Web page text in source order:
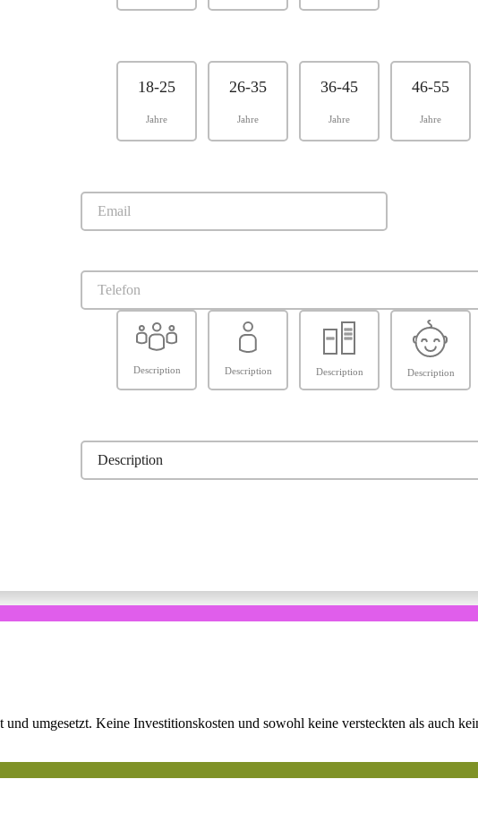
18-25
Jahre
26-35
Jahre
36-45
Jahre
46-55
Jahre
Description Description Description Description
umgesetzt. Keine Investitionskosten und sowohl keine versteckten als auch